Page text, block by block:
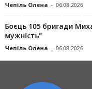
Чепіль Олена - 06.08.2026
Боєць 105 бригади
мужність”
Чепіль Олена - 06.08.2026